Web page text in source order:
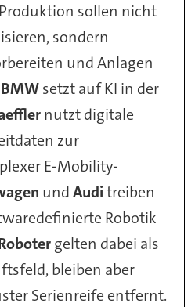
sollen nicht
sondern
und Anlagen
BMWsetzt auf KI in der
nutzt digitale
zur
E-Mobility-
undAuditreiben
Robotik
gelten dabei als
bleiben aber
Serienreife entfernt.